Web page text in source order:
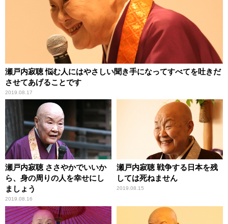
瀬戸内寂聴 悩む人にはやさしい聞き手になってすべてを吐きだ
させてあげることです
2019.08.17
瀬戸内寂聴 ささやかでいいか
ら、身の周りの人を幸せにし
ましょう
2019.08.16
瀬戸内寂聴 戦争する日本を残
しては死ねません
2019.08.15